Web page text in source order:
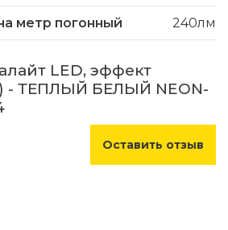
метр погонный 240лм
LED, эффект
- ТЕПЛЫЙ БЕЛЫЙ NEON-
Оставить отзыв